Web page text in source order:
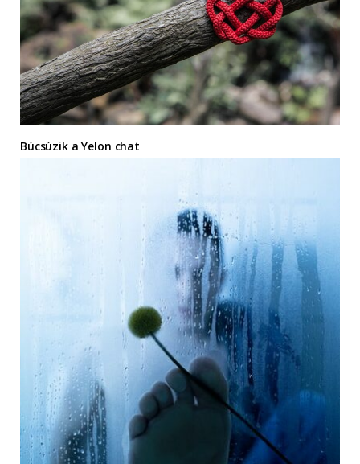
Búcsúzik a Yelon chat